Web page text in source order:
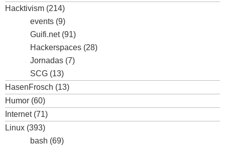
Hacktivism (214)
events (9)
Guifi.net(91)
Hackerspaces (28)
Jornadas (7)
SCG (13)
HasenFrosch (13)
Humor (60)
Internet(71)
Linux (393)
bash (69)